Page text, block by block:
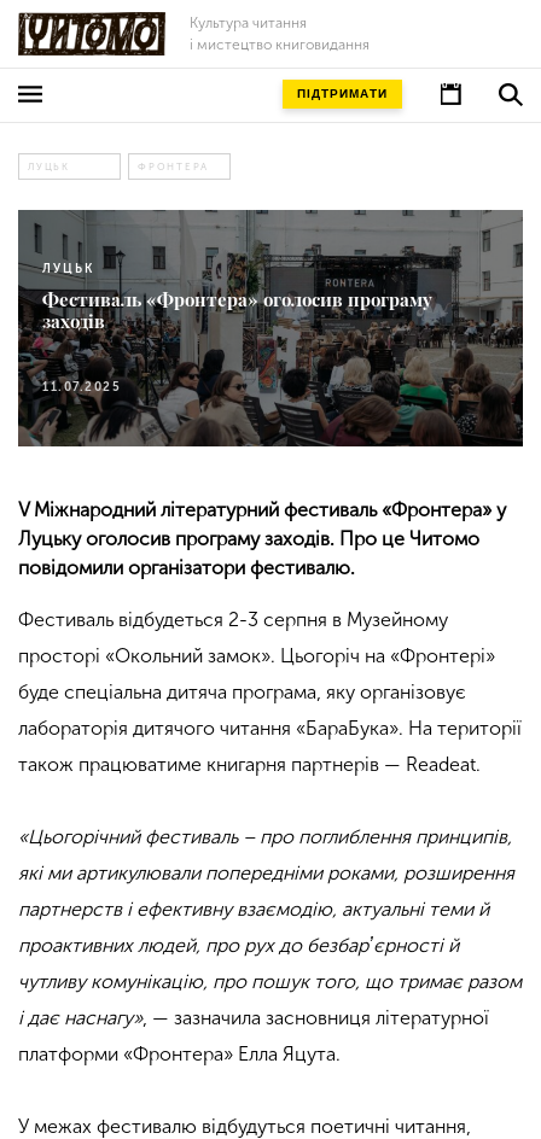
Культура читання
і мистецтво книговидання
ПІДТРИМАТИ
ЛУЦЬК ФРОНТЕРА
ЛУЦЬК
Фестиваль «Фронтера» оголосив програму
заходів
11.07.2025
V Міжнародний літературний фестиваль «Фронтера» у
Луцьку оголосив програму заходів. Про це Читомо
повідомили організатори фестивалю.
Фестиваль відбудеться 2-3 серпня в Музейному
просторі «Окольний замок». Цьогоріч на «Фронтері»
буде спеціальна дитяча програма, яку організовує
лабораторія дитячого читання «БараБука». На території
також працюватиме книгарня партнерів — Readeat.
«Цьогорічний фестиваль – про поглиблення принципів,
які ми артикулювали попередніми роками, розширення
партнерств і ефективну взаємодію, актуальні теми й
проактивних людей, про рух до безбарʼєрності й
чутливу комунікацію, про пошук того, що тримає разом
і дає наснагу», — зазначила засновниця літературної
платформи «Фронтера» Елла Яцута.
У межах фестивалю відбудуться поетичні читання,